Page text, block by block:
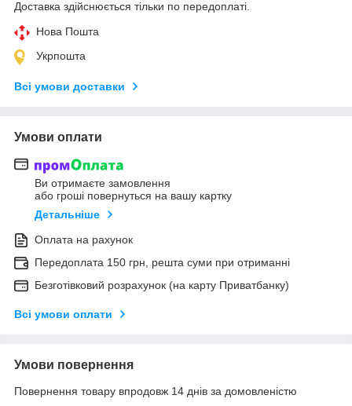
Доставка здійснюється тільки по передоплаті.
Нова Пошта
Укрпошта
Всі умови доставки
Умови оплати
Ви отримаєте замовлення
або гроші повернуться на вашу картку
Детальніше
Оплата на рахунок
Передоплата 150 грн, решта суми при отриманні
Безготівковий розрахунок (на карту Приватбанку)
Всі умови оплати
Умови повернення
Повернення товару впродовж 14 днів за домовленістю